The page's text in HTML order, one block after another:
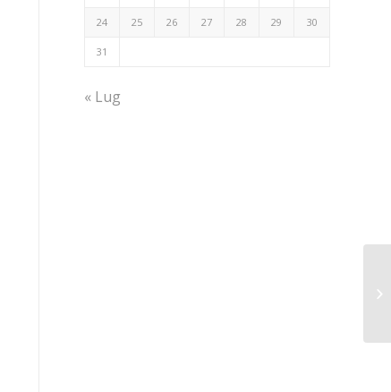
24 25 26 27 28 29 30
31
« Lug